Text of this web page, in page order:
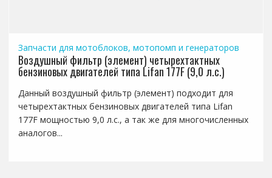
Запчасти для мотоблоков, мотопомп и генераторов
Воздушный фильтр (элемент) четырехтактных
бензиновых двигателей типа Lifan 177F (9,0 л.с.)
Данный воздушный фильтр (элемент) подходит для
четырехтактных бензиновых двигателей типа Lifan
177F мощностью 9,0 л.с., а так же для многочисленных
аналогов...